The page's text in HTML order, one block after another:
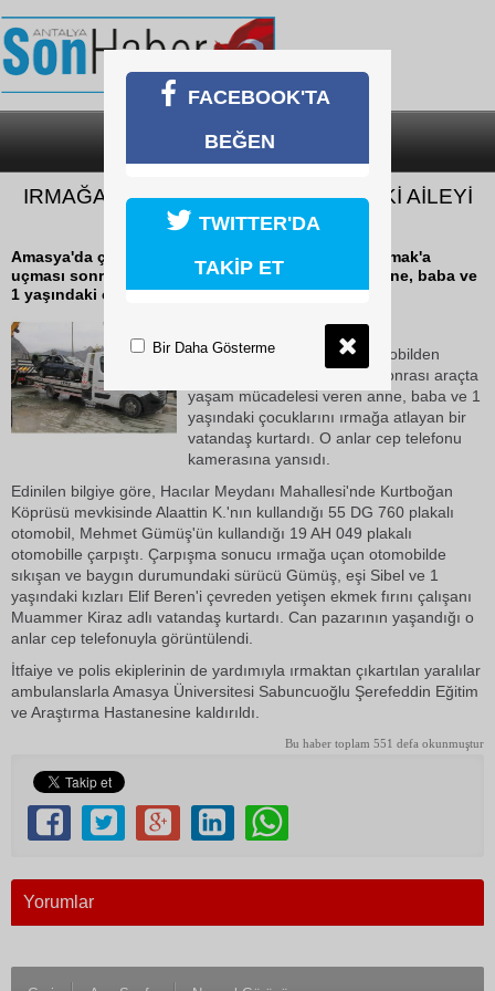
SON DAKİKA
IRMAĞA ATLAYARAK OTOMOBİLDEKİ AİLEYİ
KURTARDI
Amasya'da çarpışan iki otomobilden birinin Yeşilırmak'a
uçması sonrası araçta yaşam mücadelesi veren anne, baba ve
1 yaşındaki çocuklarını ırmağa...
21 Ekim 2018 Pazar 13:08
Amasya'da çarpışan iki otomobilden
birinin Yeşilırmak'a uçması sonrası araçta
yaşam mücadelesi veren anne, baba ve 1
yaşındaki çocuklarını ırmağa atlayan bir
vatandaş kurtardı. O anlar cep telefonu
kamerasına yansıdı.
Edinilen bilgiye göre, Hacılar Meydanı Mahallesi'nde Kurtboğan
Köprüsü mevkisinde Alaattin K.'nın kullandığı 55 DG 760 plakalı
otomobil, Mehmet Gümüş'ün kullandığı 19 AH 049 plakalı
otomobille çarpıştı. Çarpışma sonucu ırmağa uçan otomobilde
sıkışan ve baygın durumundaki sürücü Gümüş, eşi Sibel ve 1
yaşındaki kızları Elif Beren'i çevreden yetişen ekmek fırını çalışanı
Muammer Kiraz adlı vatandaş kurtardı. Can pazarının yaşandığı o
anlar cep telefonuyla görüntülendi.
İtfaiye ve polis ekiplerinin de yardımıyla ırmaktan çıkartılan yaralılar
ambulanslarla Amasya Üniversitesi Sabuncuoğlu Şerefeddin Eğitim
ve Araştırma Hastanesine kaldırıldı.
Bu haber toplam 551 defa okunmuştur
Yorumlar
FACEBOOK'TA
BEĞEN
TWITTER'DA
TAKİP ET
Bir Daha Gösterme